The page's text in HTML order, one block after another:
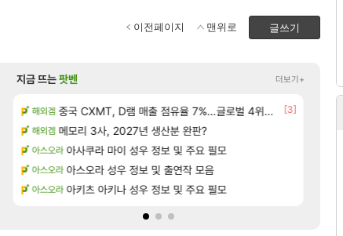
글쓰기
이전페이지 맨위로
메이플 태극기 또 거꾸로 해놨네 미친것들 ㅋㅋㅋ [146]
리니지M 오만9층 주긴주는군요? [17]
LoL t1 3세트 진 이유 [29]
리니지M 와 와 와 이게 나에게도? [23]
메이플 분내학개론 [173]
지금 뜨는팟벤 더보기+
해외겜 중국 CXMT, D램 매출 점유율 7%…글로벌 4위로 부상
[3]
해외겜 메모리 3사, 2027년 생산분 완판?
아스오라 아사쿠라 마이 성우 정보 및 주요 필모
아스오라 아스오라 성우 정보 및 출연작 모음
아스오라 아키츠 아키나 성우 정보 및 주요 필모